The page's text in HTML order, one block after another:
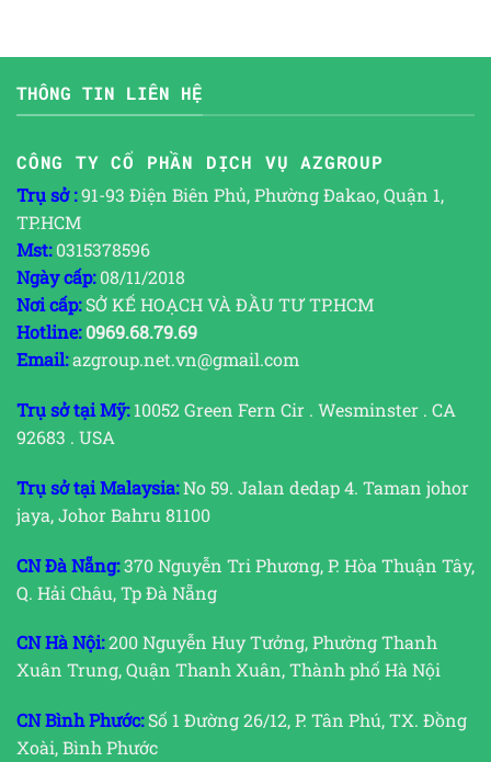
THÔNG TIN LIÊN HỆ
CÔNG TY CỔ PHẦN DỊCH VỤ AZGROUP
Trụ sở :91-93 Điện Biên Phủ, Phường Đakao, Quận 1,
TP.HCM
Mst:0315378596
Ngày cấp:08/11/2018
Nơi cấp:SỞ KẾ HOẠCH VÀ ĐẦU TƯ TP.HCM
Hotline: 0969.68.79.69
Email:azgroup.net.vn@gmail.com
Trụ sở tại Mỹ:10052 Green Fern Cir . Wesminster . CA
92683 . USA
Trụ sở tại Malaysia:No 59. Jalan dedap 4. Taman johor
jaya, Johor Bahru 81100
CN Đà Nẵng:370 Nguyễn Tri Phương, P. Hòa Thuận Tây,
Q. Hải Châu, Tp Đà Nẵng
CN Hà Nội:200 Nguyễn Huy Tưởng, Phường Thanh
Xuân Trung, Quận Thanh Xuân, Thành phố Hà Nội
CN Bình Phước:Số 1 Đường 26/12, P. Tân Phú, TX. Đồng
Xoài, Bình Phước